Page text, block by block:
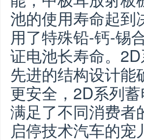
池的使用寿命起到
用了特殊铅-钙-锡
证电池长寿命。
先进的结构设计能
更安全，2D系列
满足了不同消费者
启停技术汽车的